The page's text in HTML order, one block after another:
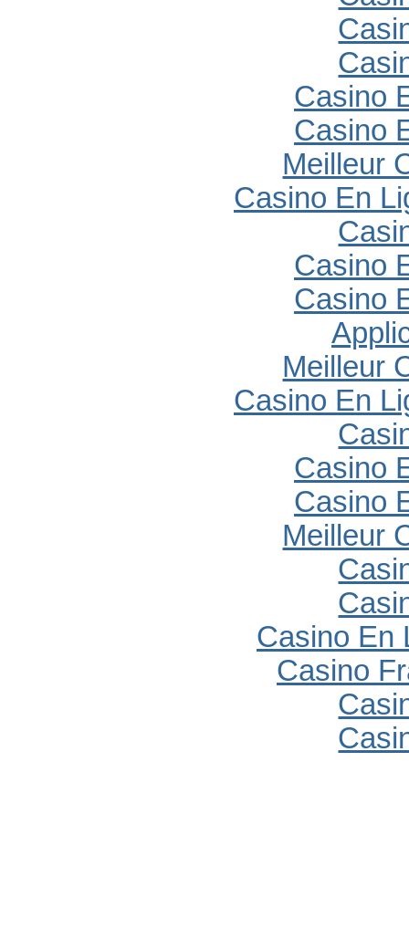
Casino
Casino
Meilleur
Casino En
Casino
Casino
Meilleur
Casino En
Casino
Casino
Meilleur
Casino En
Casino